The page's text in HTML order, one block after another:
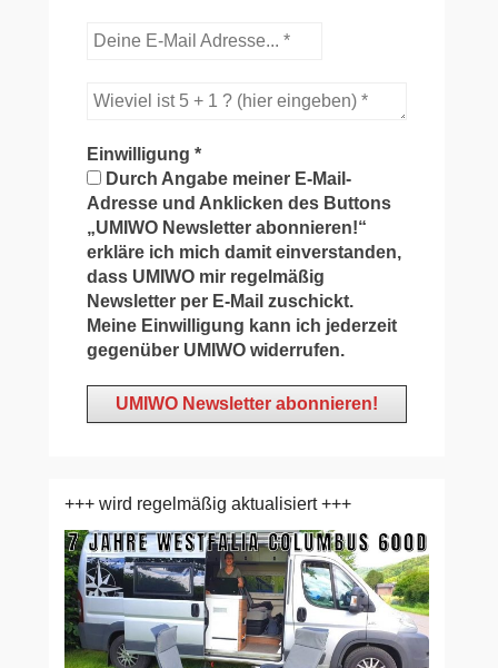
Einwilligung*
Durch Angabe meiner E-Mail-
Adresse und Anklicken des Buttons
„UMIWO Newsletter abonnieren!“
erkläre ich mich damit einverstanden,
dass UMIWO mir regelmäßig
Newsletter per E-Mail zuschickt.
Meine Einwilligung kann ich jederzeit
gegenüber UMIWO widerrufen.
+++ wird regelmäßig aktualisiert +++